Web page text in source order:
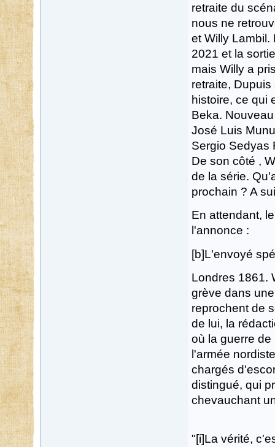
retraite du
nous ne
et Willy Lambil.
2021 et la
mais Willy a
retraite,
histoire, ce qui
Beka.
José Luis
Sergio Sedyas
De son côté ,
de la série.
prochain ? A
En attendant,
l'annonce :
[b]L'envoyé
Londres 1861.
grève dans
reprochent de
de lui, la
où la guerre
l'armée
chargés
distingué, qui
chevauchant
"[i]La vérité,